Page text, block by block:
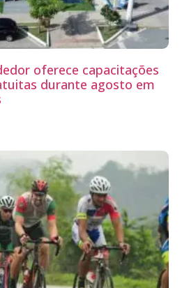
oferece capacitações
durante agosto em